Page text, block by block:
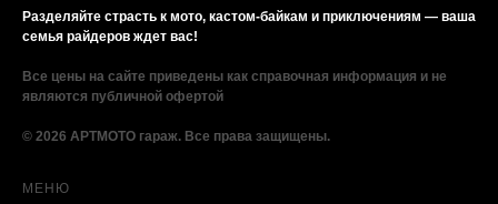
Разделяйте страсть к мото, кастом-байкам и приключениям — ваша
семья райдеров ждет вас!
Все цены на сайте приведены как справочная информация и не
являются публичной офертой
© 2026 АРТМОТО гараж. Все права защищены.
МЕНЮ